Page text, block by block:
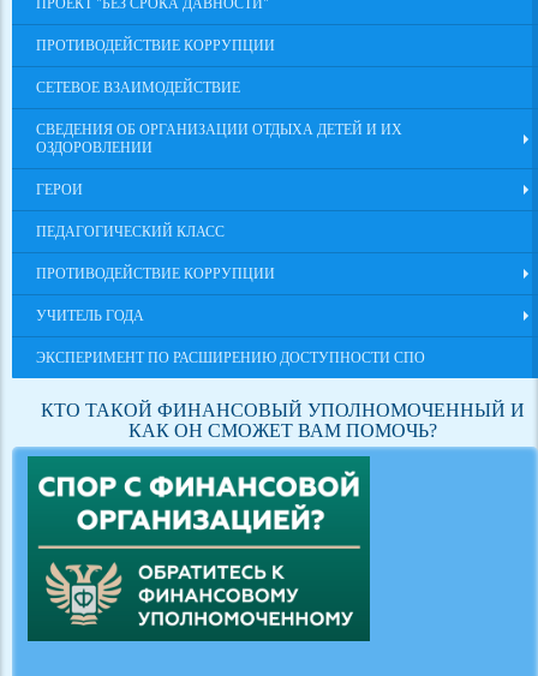
ПРОЕКТ "БЕЗ СРОКА ДАВНОСТИ"
ПРОТИВОДЕЙСТВИЕ КОРРУПЦИИ
СЕТЕВОЕ ВЗАИМОДЕЙСТВИЕ
СВЕДЕНИЯ ОБ ОРГАНИЗАЦИИ ОТДЫХА ДЕТЕЙ И ИХ
ОЗДОРОВЛЕНИИ
ГЕРОИ
ПЕДАГОГИЧЕСКИЙ КЛАСС
ПРОТИВОДЕЙСТВИЕ КОРРУПЦИИ
УЧИТЕЛЬ ГОДА
ЭКСПЕРИМЕНТ ПО РАСШИРЕНИЮ ДОСТУПНОСТИ СПО
КТО ТАКОЙ ФИНАНСОВЫЙ УПОЛНОМОЧЕННЫЙ И
КАК ОН СМОЖЕТ ВАМ ПОМОЧЬ?